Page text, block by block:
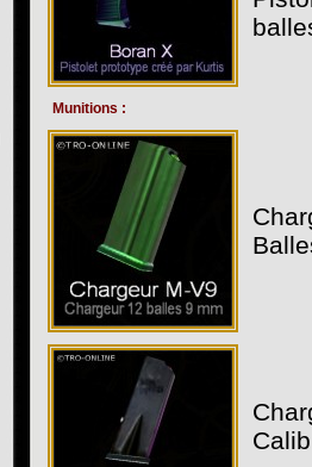
Munitions :